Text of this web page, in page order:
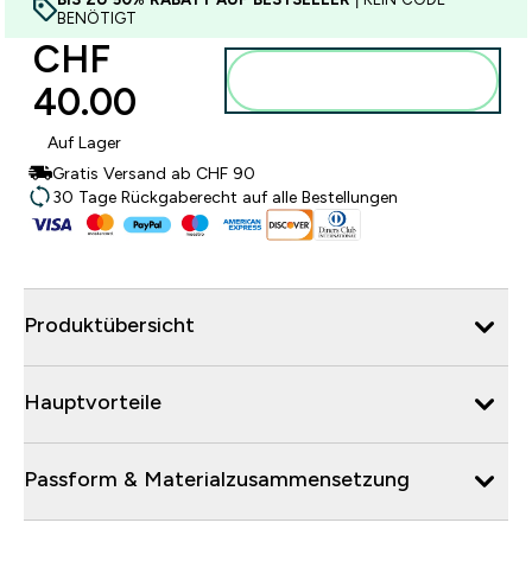
BENÖTIGT
CHF
40.00‎
Auf Lager
Gratis Versand ab CHF 90
30 Tage Rückgaberecht auf alle Bestellungen
Produktübersicht
Hauptvorteile
Passform & Materialzusammensetzung